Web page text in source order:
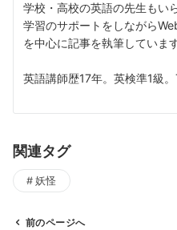
学校・高校の英語の先生もい
学習のサポートをしながら
を中心に記事を執筆しています
英語講師歴17年。英検準1級。
関連タグ
妖怪
前のページへ